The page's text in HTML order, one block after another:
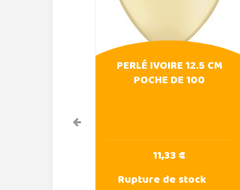
PERLÉ IVOIRE 12.5 CM
POCHE DE 100
11,33 €
Rupture de stock